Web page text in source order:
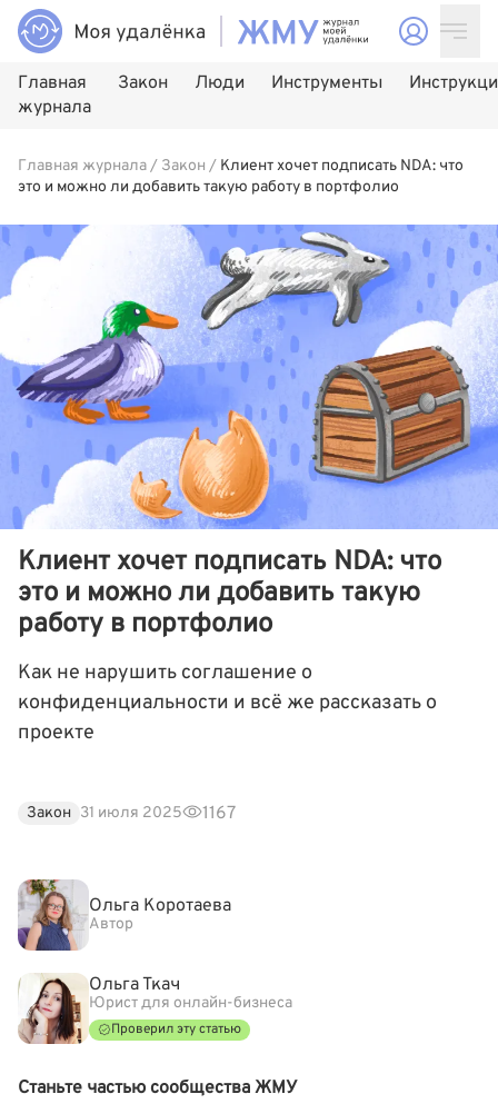
Главная
журнала
Закон Люди Инструменты
Главная журнала/ Закон / Клиент хочет подписать NDA: что
это и можно ли добавить такую работу в портфолио
Клиент хочет подписать NDA: что
это и можно ли добавить такую
работу в портфолио
Как не нарушить соглашение о
конфиденциальности и всё же рассказать о
проекте
Закон 31 июля 2025 1167
Ольга Коротаева
Автор
Ольга Ткач
Юрист для онлайн-бизнеса
Проверил эту статью
Станьте частью сообщества ЖМУ